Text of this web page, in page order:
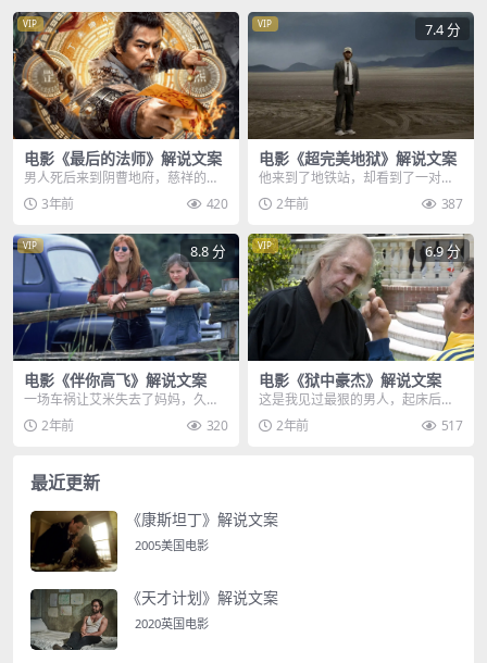
VIP
电影《最后的法师》解说文案
男人死后来到阴曹地府，慈祥的孟
婆请他喝汤，喝完了好过奈何桥，
黑白双煞前来索命，却...
3年前 420
VIP 7.4 分
电影《超完美地狱》解说文案
他来到了地铁站，却看到了一对情
侣在热吻，而这直接成为了，压死
他身上的最后一根稻草...
2年前 387
VIP 8.8 分
电影《伴你高飞》解说文案
一场车祸让艾米失去了妈妈，久未
见面的爸爸托马斯，把他接回了加
拿大，爸爸是个邋里邋...
2年前 320
VIP 6.9 分
电影《狱中豪杰》解说文案
这是我见过最狠的男人，起床后先
挑两桶烟头，接着深蹲300次，胯
下再放个刺刀，只要...
2年前 517
最近更新
《康斯坦丁》解说文案
2005美国电影
《天才计划》解说文案
2020英国电影